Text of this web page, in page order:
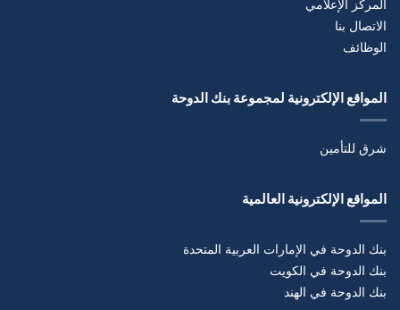
المركز الإعلامي
الاتصال بنا
الوظائف
المواقع الإلكترونية لمجموعة بنك الدوحة
شرق للتأمين
المواقع الإلكترونية العالمية
بنك الدوحة في الإمارات العربية المتحدة
بنك الدوحة في الكويت
بنك الدوحة في الهند